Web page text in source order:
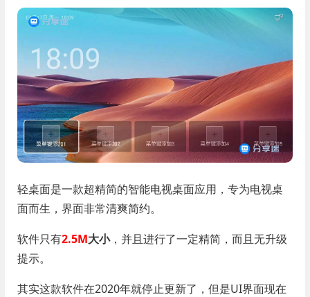
轻桌面是一款超精简的智能电视桌面应用，专为电视桌
面而生，界面非常清爽简约。
软件只有2.5M大小，并且进行了一定精简，而且无升级
提示。
其实这款软件在2020年就停止更新了，但是UI界面现在